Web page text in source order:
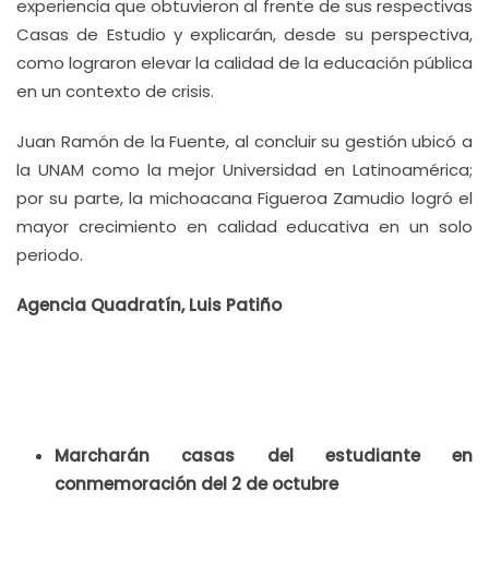
experiencia que obtuvieron al frente de sus respectivas
Casas de Estudio y explicarán, desde su perspectiva,
como lograron elevar la calidad de la educación pública
en un contexto de crisis.
Juan Ramón de la Fuente, al concluir su gestión ubicó a
la UNAM como la mejor Universidad en Latinoamérica;
por su parte, la michoacana Figueroa Zamudio logró el
mayor crecimiento en calidad educativa en un solo
periodo.
Agencia Quadratín, Luis Patiño
Marcharán casas del estudiante en
conmemoración del 2 de octubre